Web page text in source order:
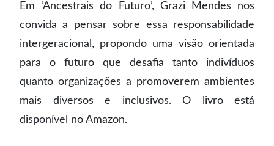
Em ‘Ancestrais do Futuro’, Grazi Mendes nos
convida a pensar sobre essa responsabilidade
intergeracional, propondo uma visão orientada
para o futuro que desafia tanto indivíduos
quanto organizações a promoverem ambientes
mais diversos e inclusivos. O livro está
disponível no Amazon.